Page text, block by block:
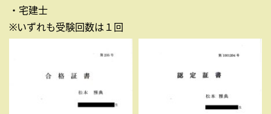
・宅建士
※いずれも受験回数は１回